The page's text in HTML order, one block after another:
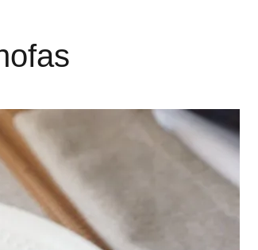
Cocina en Familia